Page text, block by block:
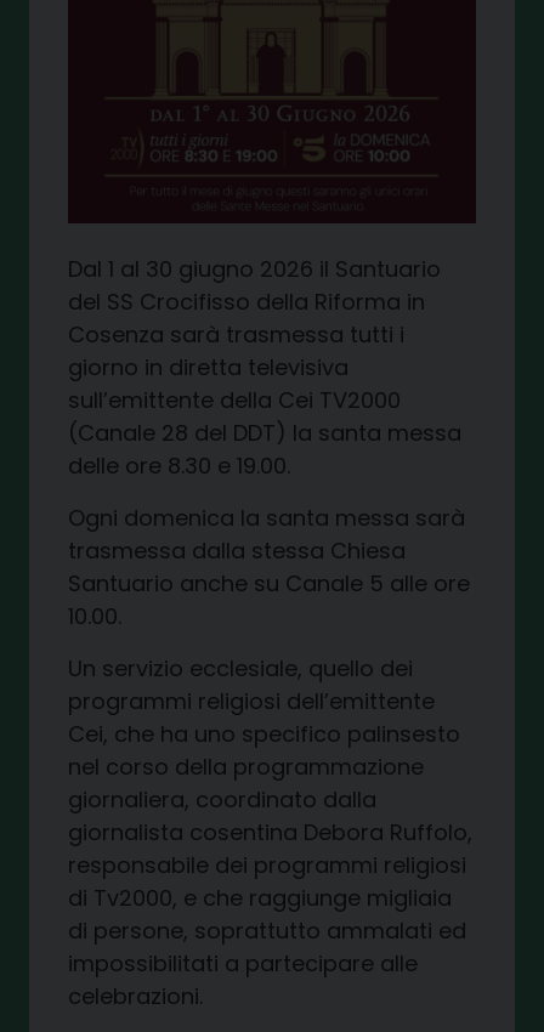
Dal 1 al 30 giugno 2026 il Santuario
del SS Crocifisso della Riforma in
Cosenza sarà trasmessa tutti i
giorno in diretta televisiva
sull’emittente della Cei TV2000
(Canale 28 del DDT) la santa messa
delle ore 8.30 e 19.00.
Ogni domenica la santa messa sarà
trasmessa dalla stessa Chiesa
Santuario anche su Canale 5 alle ore
10.00.
Un servizio ecclesiale, quello dei
programmi religiosi dell’emittente
Cei, che ha uno specifico palinsesto
nel corso della programmazione
giornaliera, coordinato dalla
giornalista cosentina Debora Ruffolo,
responsabile dei programmi religiosi
di Tv2000, e che raggiunge migliaia
di persone, soprattutto ammalati ed
impossibilitati a partecipare alle
celebrazioni.